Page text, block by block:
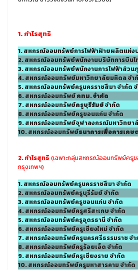
1. กำไรสุทธิ
1. สหกรณ์ออมทรัพย์การไฟฟ้าฝ่ายผลิตแห่ง
2. สหกรณ์ออมทรัพย์พนักงานบริษัทการบินไ
3. สหกรณ์ออมทรัพย์พนักงานการไฟฟ้าส่วน
4. สหกรณ์ออมทรัพย์มหาวิทยาลัยมหิดล จำ
5. สหกรณ์ออมทรัพย์ครูนครราชสีมา จำกัด
6. สหกรณ์ออมทรัพย์กทม. จำกัด
7. สหกรณ์ออมทรัพย์ครูบุรีรัมย์จำกัด
8. สหกรณ์ออมทรัพย์ครูขอนแก่น จำกัด
9. สหกรณ์ออมทรัพย์จุฬาลงกรณ์มหาวิทยา
10. สหกรณ์ออมทรัพย์ธนาคารเพื่อการเก
2. กำไรสุทธิ (เฉพาะกลุ่มสหกรณ์ออมทรัพย์ครูข
กรุงเทพฯ)
1. สหกรณ์ออมทรัพย์ครูนครราชสีมา จำกัด
2. สหกรณ์ออมทรัพย์ครูบุรีรัมย์ จำกัด
3. สหกรณ์ออมทรัพย์ครูขอนแก่น จำกัด
4. สหกรณ์ออมทรัพย์ครูศรีสะเกษ จำกัด
5. สหกรณ์ออมทรัพย์ครูอุดรธานี จำกัด
6. สหกรณ์ออมทรัพย์ครูเชียงใหม่ จำกัด
7. สหกรณ์ออมทรัพย์ครูนครศรีธรรมราช จำ
8. สหกรณ์ออมทรัพย์ครูร้อยเอ็ด จำกัด
9. สหกรณ์ออมทรัพย์ครูเชียงราย จำกัด
10. สหกรณ์ออมทรัพย์ครูมหาสารคาม จำกัด